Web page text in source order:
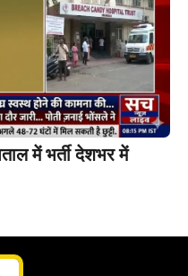
में भर्ती देशभर में